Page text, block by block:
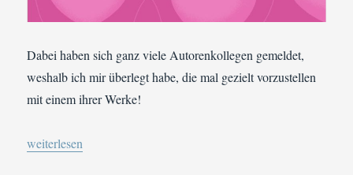
Dabei haben sich ganz viele Autorenkollegen gemeldet,
weshalb ich mir überlegt habe, die mal gezielt vorzustellen
mit einem ihrer Werke!
„Happy-End-Autoren | Das ultimative Outing“
weiterlesen